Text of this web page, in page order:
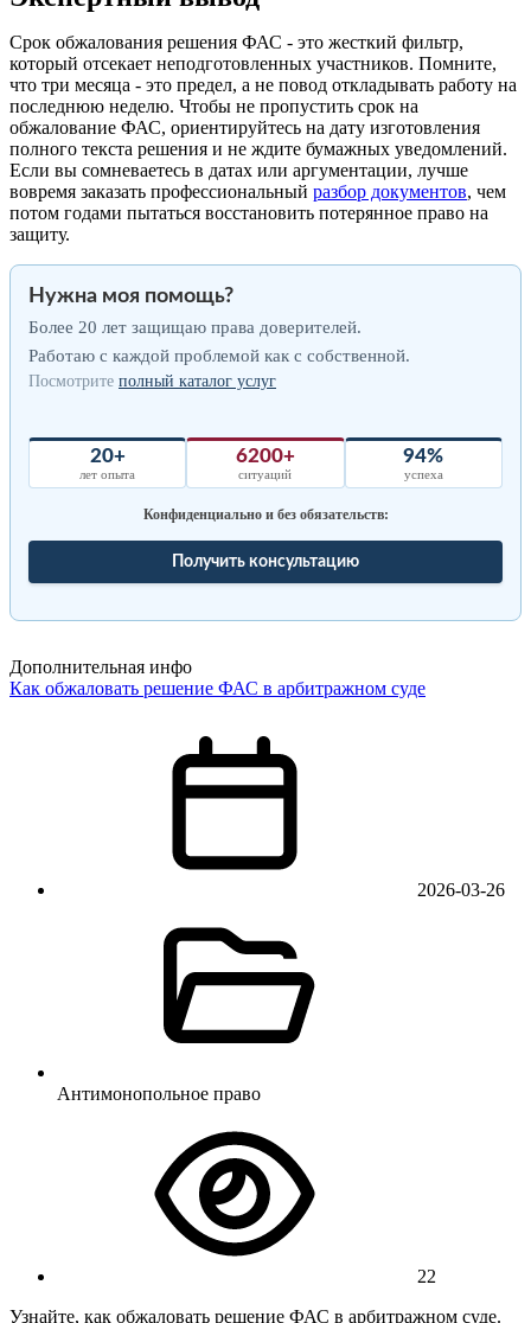
Срок обжалования решения ФАС - это жесткий фильтр,
который отсекает неподготовленных участников. Помните,
что три месяца - это предел, а не повод откладывать работу на
последнюю неделю. Чтобы не пропустить срок на
обжалование ФАС, ориентируйтесь на дату изготовления
полного текста решения и не ждите бумажных уведомлений.
Если вы сомневаетесь в датах или аргументации, лучше
вовремя заказать профессиональный разбор документов, чем
потом годами пытаться восстановить потерянное право на
защиту.
Нужна моя помощь?
Более 20 лет защищаю права доверителей.
Работаю с каждой проблемой как с собственной.
Посмотрите полный каталог услуг
20+
лет опыта
6200+
ситуаций
94%
успеха
Конфиденциально и без обязательств:
Получить консультацию
Дополнительная инфо
Как обжаловать решение ФАС в арбитражном суде
2026-03-26
Антимонопольное право
22
Узнайте, как обжаловать решение ФАС в арбитражном суде.